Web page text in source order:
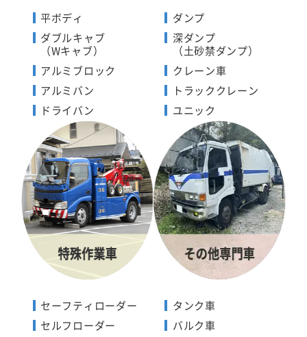
平ボディ
ダブルキャブ
（Wキャブ）
アルミブロック
アルミバン
ドライバン
ダンプ
深ダンプ
（土砂禁ダンプ）
クレーン車
トラッククレーン
ユニック
セーフティローダー
セルフローダー
タンク車
バルク車